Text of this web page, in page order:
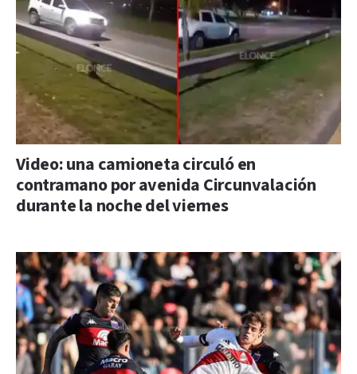
Video: una camioneta circuló en
contramano por avenida Circunvalación
durante la noche del viernes